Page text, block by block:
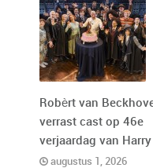
Robèrt van
verrast cast op 46e
verjaardag van Harry
augustus 1, 2026